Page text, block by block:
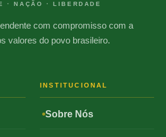
· NAÇÃO · LIBERDADE
com compromisso com a
valores do povo brasileiro.
INSTITUCIONAL
Sobre Nós